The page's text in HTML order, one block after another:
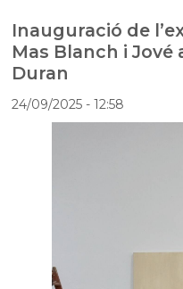
Inauguració de
Mas Blanch i
Duran
24/09/2025- 12:58